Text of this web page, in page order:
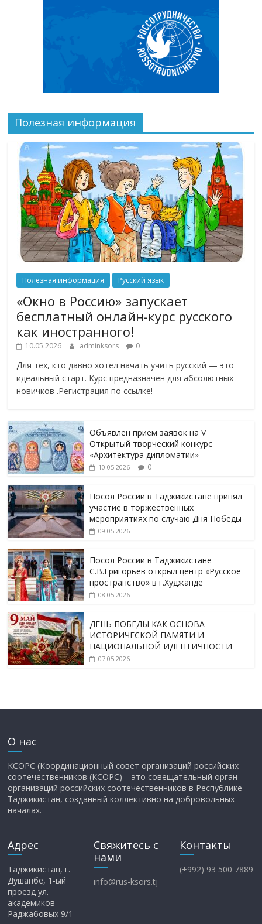
Полезная информация
Полезная информация Русский язык
«Окно в Россию» запускает
бесплатный онлайн-курс русского
как иностранного!
10.05.2026 adminksors 0
Для тех, кто давно хотел начать учить русский — это
идеальный старт. Курс предназначен для абсолютных
новичков .Регистрация по ссылке!
Объявлен приём заявок на V
Открытый творческий конкурс
«Архитектура дипломатии»
10.05.2026 0
Посол России в Таджикистане принял
участие в торжественных
мероприятиях по случаю Дня Победы
09.05.2026
Посол России в Таджикистане
С.В.Григорьев открыл центр «Русское
пространство» в г.Худжанде
08.05.2026
ДЕНЬ ПОБЕДЫ КАК ОСНОВА
ИСТОРИЧЕСКОЙ ПАМЯТИ И
НАЦИОНАЛЬНОЙ ИДЕНТИЧНОСТИ
07.05.2026
О нас
КСОРС (Координационный совет организаций российских
соотечественников (КСОРС) – это совещательный орган
организаций российских соотечественников в Республике
Таджикистан, созданный коллективно на добровольных
началах.
Адрес
Таджикистан, г.
Душанбе, 1-ый
проезд ул.
академиков
Раджабовых 9/1
Свяжитесь с
нами
info@rus-ksors.tj
Контакты
(+992) 93 500 7889